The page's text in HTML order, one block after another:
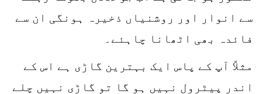
سے انوار اور روشنیاں ذخیرہ ہونگی ان سے
فائدہ بھی اٹھانا چاہئے۔
مثلاً آپ کے پاس ایک بہترین گاڑی ہے اس کے
اندر پیٹرول نہیں ہو گا تو گاڑی نہیں چلے